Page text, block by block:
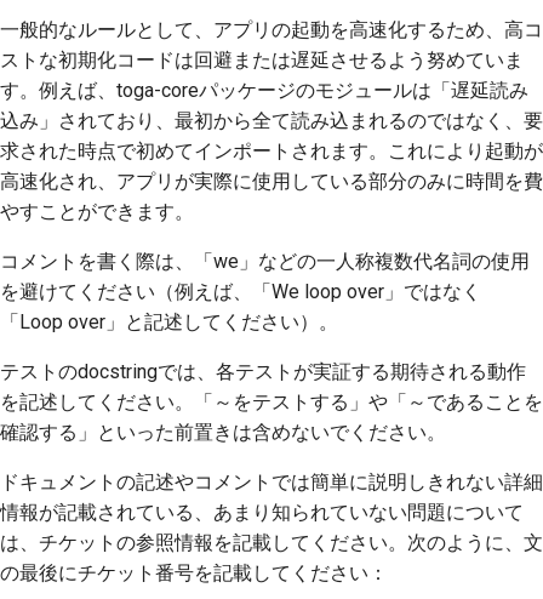
一般的なルールとして、アプリの起動を高速化するため、高コ
ストな初期化コードは回避または遅延させるよう努めていま
す。例えば、toga-coreパッケージのモジュールは「遅延読み
込み」されており、最初から全て読み込まれるのではなく、要
求された時点で初めてインポートされます。これにより起動が
高速化され、アプリが実際に使用している部分のみに時間を費
やすことができます。
コメントを書く際は、「we」などの一人称複数代名詞の使用
を避けてください（例えば、「We loop over」ではなく
「Loop over」と記述してください）。
テストのdocstringでは、各テストが実証する期待される動作
を記述してください。「～をテストする」や「～であることを
確認する」といった前置きは含めないでください。
ドキュメントの記述やコメントでは簡単に説明しきれない詳細
情報が記載されている、あまり知られていない問題について
は、チケットの参照情報を記載してください。次のように、文
の最後にチケット番号を記載してください：